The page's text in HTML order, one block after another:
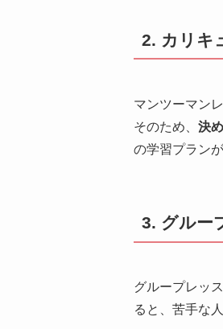
2. カリキ
マンツーマン
そのため、 決
の学習プラン
3. グルー
グループレッ
ると、苦手な